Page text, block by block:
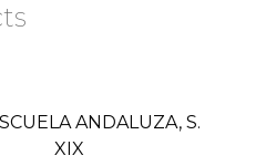
ANDALUZA, S.
XIX